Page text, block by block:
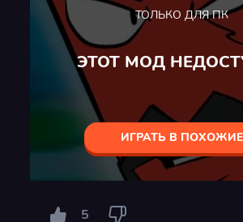
ТОЛЬКО ДЛЯ ПК
ЭТОТ МОД
ИГРАТЬ В ПОХОЖИЕ
5